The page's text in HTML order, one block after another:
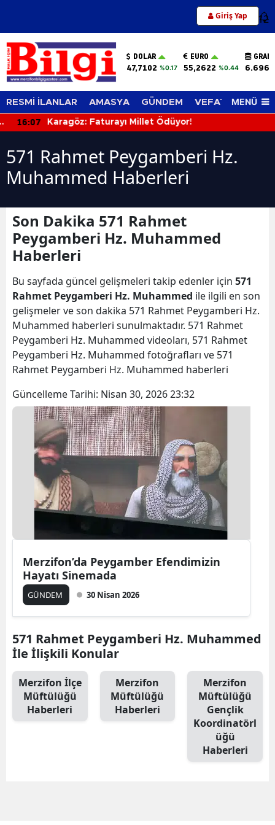
Giriş Yap 12
DOLAR
47,7102 %0.17
EURO
55,2622 %0.44
RESMİ İLANLAR AMASYA GÜNDEM VEFAT EDENLER
MENÜ
16:07 Karagöz: Faturayı Millet Ödüyor!
571 Rahmet Peygamberi Hz.
Muhammed Haberleri
Son Dakika 571 Rahmet
Peygamberi Hz. Muhammed
Haberleri
Bu sayfada güncel gelişmeleri takip edenler için 571
Rahmet Peygamberi Hz. Muhammed ile ilgili en son
gelişmeler ve son dakika 571 Rahmet Peygamberi Hz.
Muhammed haberleri sunulmaktadır. 571 Rahmet
Peygamberi Hz. Muhammed videoları, 571 Rahmet
Peygamberi Hz. Muhammed fotoğrafları ve 571
Rahmet Peygamberi Hz. Muhammed haberleri
Güncelleme Tarihi: Nisan 30, 2026 23:32
Merzifon’da Peygamber Efendimizin
Hayatı Sinemada
GÜNDEM 30 Nisan 2026
571 Rahmet Peygamberi Hz. Muhammed
İle İlişkili Konular
Merzifon İlçe
Müftülüğü
Haberleri
Merzifon
Müftülüğü
Haberleri
Merzifon
Müftülüğü
Gençlik
Koordinatörl
üğü
Haberleri